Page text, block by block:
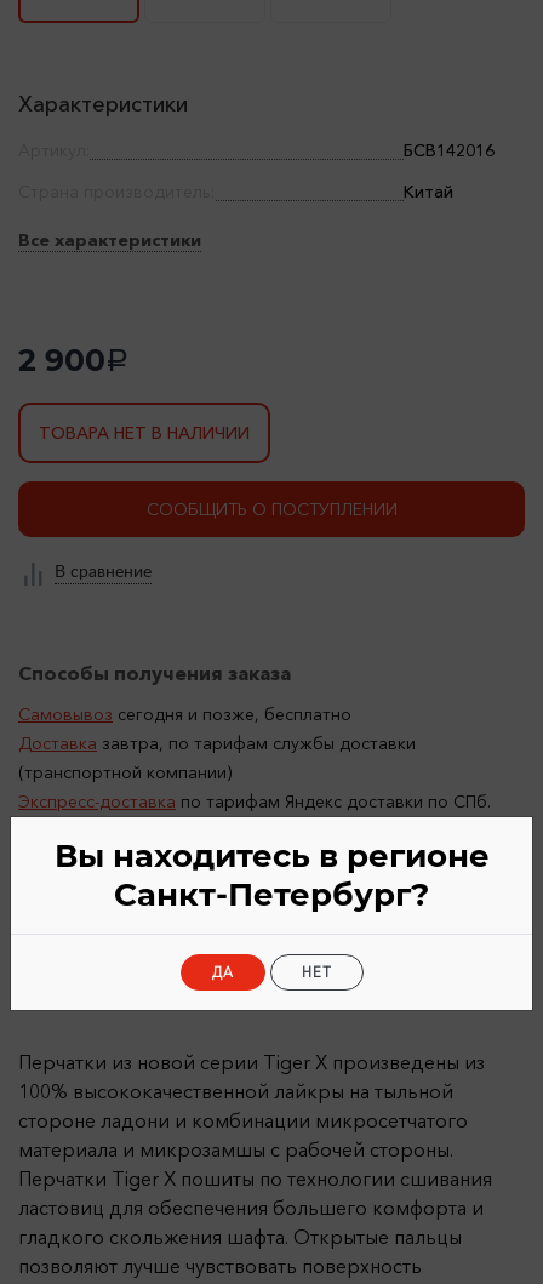
Характеристики
БСВ142016
Китай
Все характеристики
2 900a
ТОВАРА НЕТ В НАЛИЧИИ
СООБЩИТЬ О ПОСТУПЛЕНИИ
В сравнение
Способы получения заказа
Самовывоз сегодня и позже, бесплатно
Доставка завтра, по тарифам службы доставки
(транспортной компании)
Экспресс-доставка по тарифам Яндекс доставки по СПб.
Описание Характеристики
Перчатки из новой серии Tiger X произведены из
100% высококачественной лайкры на тыльной
стороне ладони и комбинации микросетчатого
материала и микрозамшы с рабочей стороны.
Перчатки Tiger X пошиты по технологии сшивания
ластовиц для обеспечения большего комфорта и
гладкого скольжения шафта. Открытые пальцы
позволяют лучше чувствовать поверхность
Вы находитесь в регионе
Санкт-Петербург?
ДА НЕТ